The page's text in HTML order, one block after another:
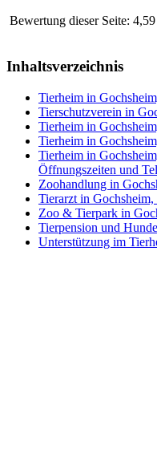
Bewertung dieser Seite:
Inhaltsverzeichnis
Tierheim in
Tierschutzverein in
Tierheim in
Tierheim in
Tierheim in
Öffnungszeiten und
Zoohandlung in
Tierarzt in
Zoo & Tierpark in
Tierpension und
Unterstützung im